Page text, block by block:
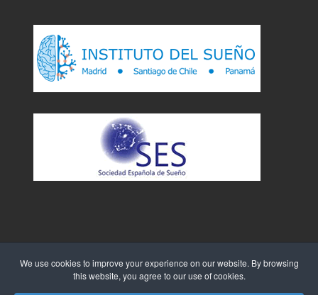
We use cookies to improve your experience on our website. By browsing
this website, you agree to our use of cookies.